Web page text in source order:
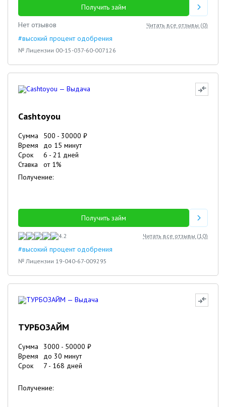
Получить займ
Нет отзывов
Читать все отзывы (0)
#высокий процент одобрения
№ Лицензии 00-15-037-60-007126
Cashtoyou
Сумма 500 - 30000 ₽
Время
до 15 минут
Срок
6 - 21 дней
Ставка
от 1%
Получение:
Получить займ
4.2 Читать все отзывы (10)
#высокий процент одобрения
№ Лицензии 19-040-67-009295
ТУРБОЗАЙМ
Сумма 3000 - 50000 ₽
Время
до 30 минут
Срок
7 - 168 дней
Получение: